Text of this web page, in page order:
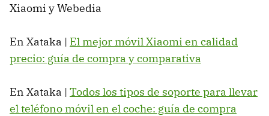
Xiaomi y Webedia
En Xataka | El mejor móvil Xiaomi en calidad
precio: guía de compra y comparativa
En Xataka | Todos los tipos de soporte para llevar
el teléfono móvil en el coche: guía de compra